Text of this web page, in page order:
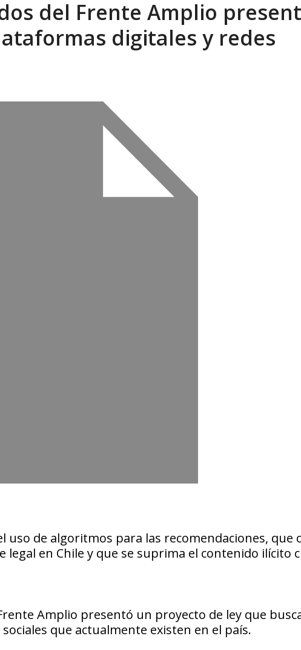
del Frente Amplio
digitales y redes
uso de algoritmos para las recomendaciones, que
en Chile y que se suprima el contenido ilícito
Amplio presentó un proyecto de ley que
que actualmente existen en el país.